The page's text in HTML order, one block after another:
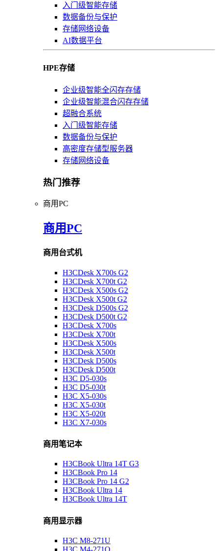
入门级智能存储
数据备份与保护
存储网络设备
AI数据平台
HPE存储
企业级智能全闪存存储
企业级智能混合闪存存储
超融合系统
入门级智能存储
数据备份与保护
高密度存储型服务器
存储网络设备
热门推荐
商用PC
商用PC
商用台式机
H3CDesk X700s G2
H3CDesk X700t G2
H3CDesk X500s G2
H3CDesk X500t G2
H3CDesk D500s G2
H3CDesk D500t G2
H3CDesk X700s
H3CDesk X700t
H3CDesk X500s
H3CDesk X500t
H3CDesk D500s
H3CDesk D500t
H3C D5-030s
H3C D5-030t
H3C X5-030s
H3C X5-030t
H3C X5-020t
H3C X7-030s
商用笔记本
H3CBook Ultra 14T G3
H3CBook Pro 14
H3CBook Pro 14 G2
H3CBook Ultra 14
H3CBook Ultra 14T
商用显示器
H3C M8-271U
H3C M4-271Q